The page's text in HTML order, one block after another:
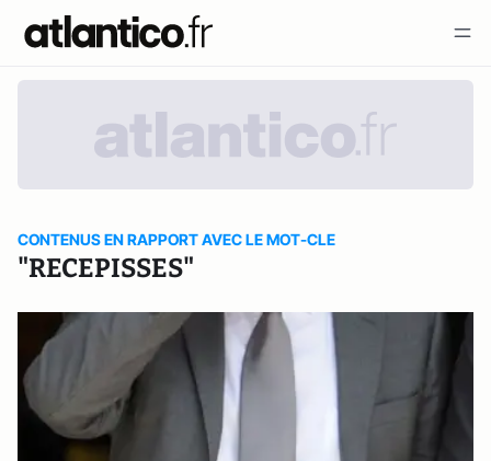
CONTENUS EN RAPPORT AVEC LE MOT-CLE
"RECEPISSES"